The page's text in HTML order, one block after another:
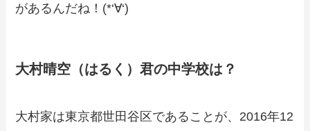
があるんだね！(*‘∀‘)
大村晴空（はるく）君の中学校は？
大村家は東京都世田谷区であることが、2016年12